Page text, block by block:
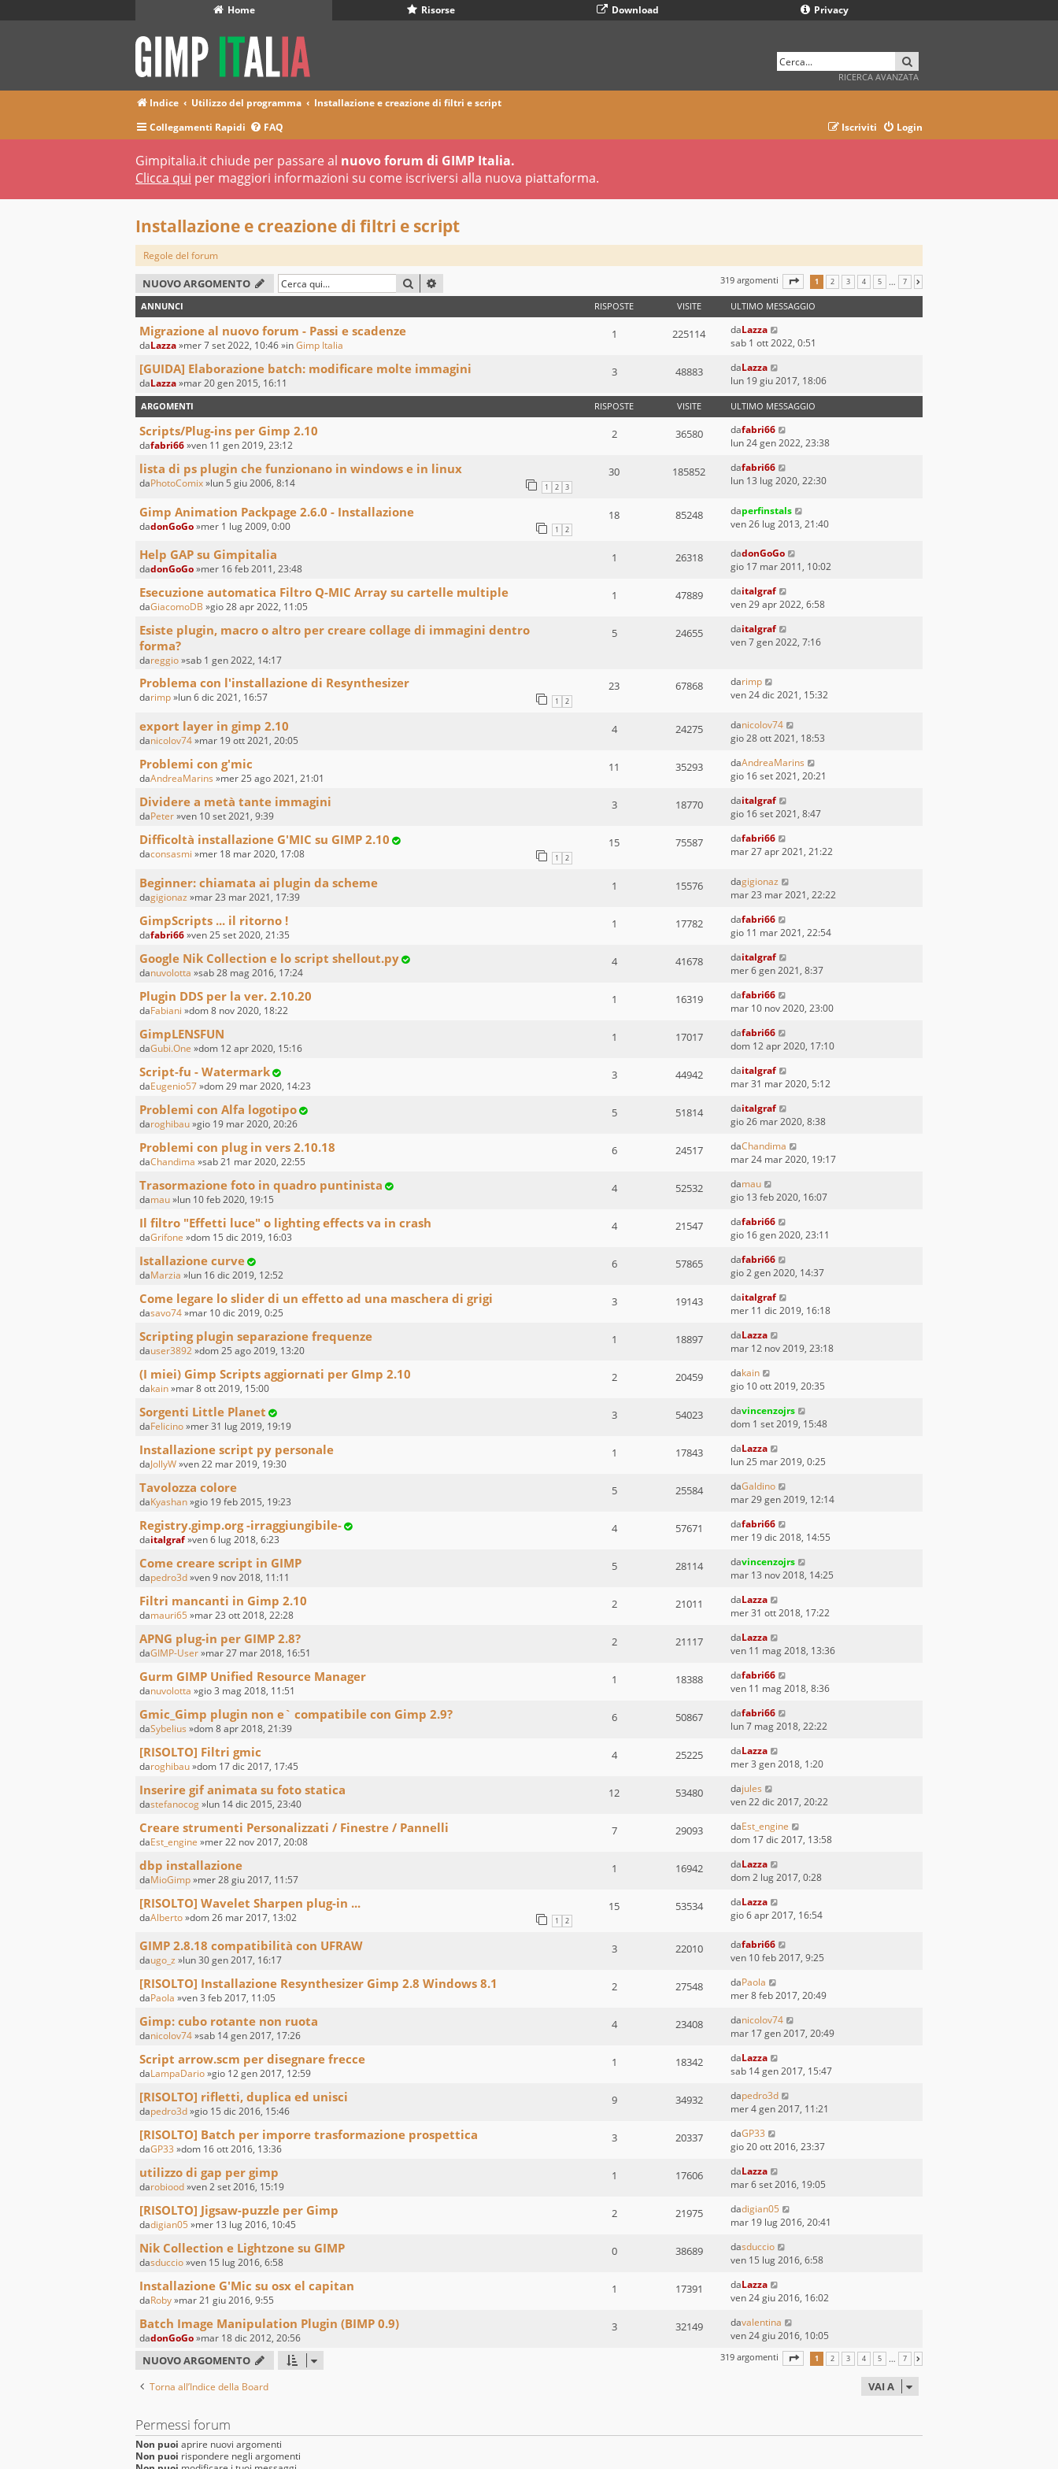
Home Risorse Download Privacy
RICERCA AVANZATA
Indice Utilizzo del programma
Installazione e creazione di filtri e script
Collegamenti Rapidi
FAQ Login
Iscriviti
Gimpitalia.it chiude per passare al nuovo forum di GIMP Italia.
Clicca qui per maggiori informazioni su come iscriversi alla nuova piattaforma.
Installazione e creazione di filtri e script
Regole del forum
NUOVO ARGOMENTO CERCA 319 argomenti PAGINA 1DI 7
1 2 3 4 5 … 7
ANNUNCI RISPOSTE VISITE ULTIMO MESSAGGIO
Migrazione al nuovo forum - Passi e scadenze
daLazza»mer 7 set 2022, 10:46 »inGimp Italia
1 225114 daLazza
sab 1 ott 2022, 0:51
[GUIDA] Elaborazione batch: modificare molte immagini
daLazza»mar 20 gen 2015, 16:11
3 48883 daLazza
lun 19 giu 2017, 18:06
ARGOMENTI RISPOSTE VISITE ULTIMO MESSAGGIO
Scripts/Plug-ins per Gimp 2.10
dafabri66»ven 11 gen 2019, 23:12
2 36580 dafabri66
lun 24 gen 2022, 23:38
lista di ps plugin che funzionano in windows e in linux
daPhotoComix»lun 5 giu 2006, 8:14 1 2 3
30 185852 dafabri66
lun 13 lug 2020, 22:30
Gimp Animation Packpage 2.6.0 - Installazione
dadonGoGo»mer 1 lug 2009, 0:00 1 2
18 85248 daperfinstals
ven 26 lug 2013, 21:40
Help GAP su Gimpitalia
dadonGoGo»mer 16 feb 2011, 23:48
1 26318 dadonGoGo
gio 17 mar 2011, 10:02
Esecuzione automatica Filtro Q-MIC Array su cartelle multiple
daGiacomoDB »gio 28 apr 2022, 11:05
1 47889 daitalgraf
ven 29 apr 2022, 6:58
Esiste plugin, macro o altro per creare collage di immagini dentro
forma?
dareggio»sab 1 gen 2022, 14:17
5 24655 daitalgraf
ven 7 gen 2022, 7:16
Problema con l'installazione di Resynthesizer
darimp»lun 6 dic 2021, 16:57 1 2
23 67868 darimp
ven 24 dic 2021, 15:32
export layer in gimp 2.10
danicolov74»mar 19 ott 2021, 20:05
4 24275 danicolov74
gio 28 ott 2021, 18:53
Problemi con g'mic
daAndreaMarins »mer 25 ago 2021, 21:01
11 35293 daAndreaMarins
gio 16 set 2021, 20:21
Dividere a metà tante immagini
daPeter»ven 10 set 2021, 9:39
3 18770 daitalgraf
gio 16 set 2021, 8:47
Difficoltà installazione G'MIC su GIMP 2.10
daconsasmi »mer 18 mar 2020, 17:08 1 2
15 75587 dafabri66
mar 27 apr 2021, 21:22
Beginner: chiamata ai plugin da scheme
dagigionaz »mar 23 mar 2021, 17:39
1 15576 dagigionaz
mar 23 mar 2021, 22:22
GimpScripts ... il ritorno !
dafabri66»ven 25 set 2020, 21:35
1 17782 dafabri66
gio 11 mar 2021, 22:54
Google Nik Collection e lo script shellout.py
danuvolotta »sab 28 mag 2016, 17:24
4 41678 daitalgraf
mer 6 gen 2021, 8:37
Plugin DDS per la ver. 2.10.20
daFabiani »dom 8 nov 2020, 18:22
1 16319 dafabri66
mar 10 nov 2020, 23:00
GimpLENSFUN
daGubi.One »dom 12 apr 2020, 15:16
1 17017 dafabri66
dom 12 apr 2020, 17:10
Script-fu - Watermark
daEugenio57»dom 29 mar 2020, 14:23
3 44942 daitalgraf
mar 31 mar 2020, 5:12
Problemi con Alfa logotipo
daroghibau»gio 19 mar 2020, 20:26
5 51814 daitalgraf
gio 26 mar 2020, 8:38
Problemi con plug in vers 2.10.18
daChandima »sab 21 mar 2020, 22:55
6 24517 daChandima
mar 24 mar 2020, 19:17
Trasormazione foto in quadro puntinista
damau»lun 10 feb 2020, 19:15
4 52532 damau
gio 13 feb 2020, 16:07
Il filtro "Effetti luce" o lighting effects va in crash
daGrifone »dom 15 dic 2019, 16:03
4 21547 dafabri66
gio 16 gen 2020, 23:11
Istallazione curve
daMarzia »lun 16 dic 2019, 12:52
6 57865 dafabri66
gio 2 gen 2020, 14:37
Come legare lo slider di un effetto ad una maschera di grigi
dasavo74»mar 10 dic 2019, 0:25
3 19143 daitalgraf
mer 11 dic 2019, 16:18
Scripting plugin separazione frequenze
dauser3892»dom 25 ago 2019, 13:20
1 18897 daLazza
mar 12 nov 2019, 23:18
(I miei) Gimp Scripts aggiornati per GImp 2.10
dakain»mar 8 ott 2019, 15:00
2 20459 dakain
gio 10 ott 2019, 20:35
Sorgenti Little Planet
daFelicino»mer 31 lug 2019, 19:19
3 54023 davincenzojrs
dom 1 set 2019, 15:48
Installazione script py personale
daJollyW»ven 22 mar 2019, 19:30
1 17843 daLazza
lun 25 mar 2019, 0:25
Tavolozza colore
daKyashan»gio 19 feb 2015, 19:23
5 25584 daGaldino
mar 29 gen 2019, 12:14
Registry.gimp.org -irraggiungibile-
daitalgraf»ven 6 lug 2018, 6:23
4 57671 dafabri66
mer 19 dic 2018, 14:55
Come creare script in GIMP
dapedro3d»ven 9 nov 2018, 11:11
5 28114 davincenzojrs
mar 13 nov 2018, 14:25
Filtri mancanti in Gimp 2.10
damauri65 »mar 23 ott 2018, 22:28
2 21011 daLazza
mer 31 ott 2018, 17:22
APNG plug-in per GIMP 2.8?
daGIMP-User»mar 27 mar 2018, 16:51
2 21117 daLazza
ven 11 mag 2018, 13:36
Gurm GIMP Unified Resource Manager
danuvolotta »gio 3 mag 2018, 11:51
1 18388 dafabri66
ven 11 mag 2018, 8:36
Gmic_Gimp plugin non e` compatibile con Gimp 2.9?
daSybelius »dom 8 apr 2018, 21:39
6 50867 dafabri66
lun 7 mag 2018, 22:22
[RISOLTO] Filtri gmic
daroghibau»dom 17 dic 2017, 17:45
4 25225 daLazza
mer 3 gen 2018, 1:20
Inserire gif animata su foto statica
dastefanocog»lun 14 dic 2015, 23:40
12 53480 dajules
ven 22 dic 2017, 20:22
Creare strumenti Personalizzati / Finestre / Pannelli
daEst_engine »mer 22 nov 2017, 20:08
7 29093 daEst_engine
dom 17 dic 2017, 13:58
dbp installazione
daMioGimp»mer 28 giu 2017, 11:57
1 16942 daLazza
dom 2 lug 2017, 0:28
[RISOLTO] Wavelet Sharpen plug-in ...
daAlberto»dom 26 mar 2017, 13:02 1 2
15 53534 daLazza
gio 6 apr 2017, 16:54
GIMP 2.8.18 compatibilità con UFRAW
daugo_z »lun 30 gen 2017, 16:17
3 22010 dafabri66
ven 10 feb 2017, 9:25
[RISOLTO] Installazione Resynthesizer Gimp 2.8 Windows 8.1
daPaola »ven 3 feb 2017, 11:05
2 27548 daPaola
mer 8 feb 2017, 20:49
Gimp: cubo rotante non ruota
danicolov74»sab 14 gen 2017, 17:26
4 23408 danicolov74
mar 17 gen 2017, 20:49
Script arrow.scm per disegnare frecce
daLampaDario»gio 12 gen 2017, 12:59
1 18342 daLazza
sab 14 gen 2017, 15:47
[RISOLTO] rifletti, duplica ed unisci
dapedro3d»gio 15 dic 2016, 15:46
9 34932 dapedro3d
mer 4 gen 2017, 11:21
[RISOLTO] Batch per imporre trasformazione prospettica
daGP33 »dom 16 ott 2016, 13:36
3 20337 daGP33
gio 20 ott 2016, 23:37
utilizzo di gap per gimp
darobiood»ven 2 set 2016, 15:19
1 17606 daLazza
mar 6 set 2016, 19:05
[RISOLTO] Jigsaw-puzzle per Gimp
dadigian05 »mer 13 lug 2016, 10:45
2 21975 dadigian05
mar 19 lug 2016, 20:41
Nik Collection e Lightzone su GIMP
dasduccio»ven 15 lug 2016, 6:58
0 38689 dasduccio
ven 15 lug 2016, 6:58
Installazione G'Mic su osx el capitan
daRoby»mar 21 giu 2016, 9:55
1 17391 daLazza
ven 24 giu 2016, 16:02
Batch Image Manipulation Plugin (BIMP 0.9)
dadonGoGo»mar 18 dic 2012, 20:56
3 32149 davalentina
ven 24 giu 2016, 10:05
NUOVO ARGOMENTO 319 argomenti PAGINA 1DI 7
1 2 3 4 5 … 7
Torna all’Indice della Board VAI A
Permessi forum
Non puoi aprire nuovi argomenti
Non puoi rispondere negli argomenti